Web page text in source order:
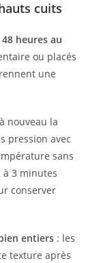
cuits
48 heures au
ou placés
une
nouveau la
pression avec
sans
à 3 minutes
conserver
entiers : les
texture après